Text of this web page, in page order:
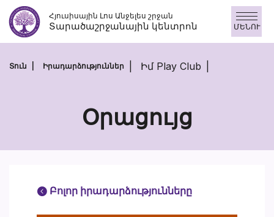
Անցնել
բովանդակությանըՀյուսիսային Լոս Անջելես շրջան
Տարածաշրջանային կենտրոն ՄԵՆՈՒ
Տուն Իրադարձություններ Իմ Play Club
Օրացույց
Բոլոր իրադարձությունները